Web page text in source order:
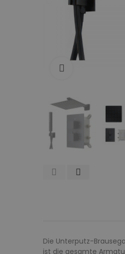
Die Unterputz-
ist die gesamte